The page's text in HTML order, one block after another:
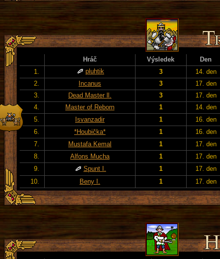
Hráč Výsledek
Den
1.
pluhtik 3
14. den
2.
Incanus 3
17. den
3.
Dead Master ll. 3
17. den
4.
Master of Reborn 1
14. den
5.
Isvanzadir 1
16. den
6.
*Houbička* 1
16. den
7.
Mustafa Kemal 1
17. den
8.
Alfons Mucha 1
17. den
9.
Spunt I. 1
17. den
10.
Beny I. 1 17. den